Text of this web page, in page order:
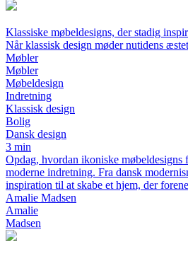
Klassiske møbeldesigns, der stadig
Når klassisk design møder nutidens
Møbler
Møbler
Møbeldesign
Indretning
Klassisk design
Bolig
Dansk design
3 min
Opdag, hvordan ikoniske møbeldesigns
moderne indretning. Fra dansk
inspiration til at skabe et hjem, der
Amalie Madsen
Amalie
Madsen